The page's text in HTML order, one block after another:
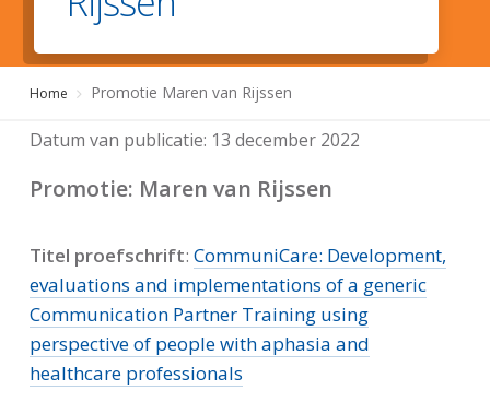
Home Promotie Maren van Rijssen
Datum van publicatie: 13 december 2022
Promotie: Maren van Rijssen
Titel proefschrift: CommuniCare: Development,
evaluations and implementations of a generic
Communication Partner Training using
perspective of people with aphasia and
healthcare professionals